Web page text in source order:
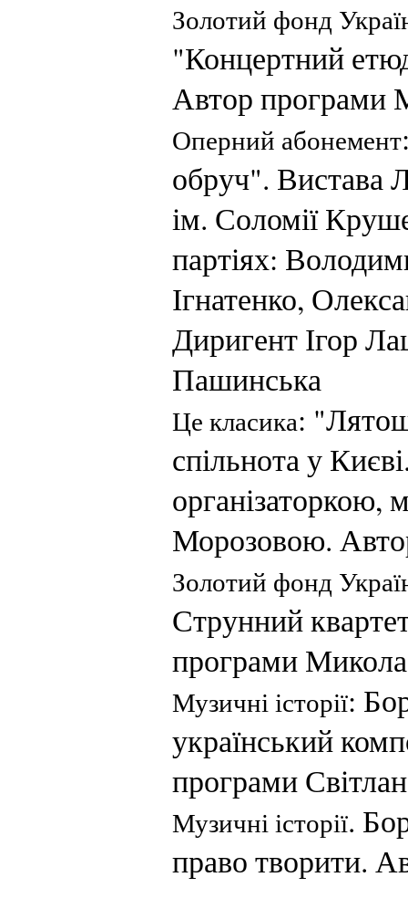
Золотий фонд
"Концертний
Автор програми
Оперний абонемент
обруч". Вистава
ім. Соломії
партіях:
Ігнатенко,
Диригент Ігор
Пашинська
Це класика:
спільнота у
Морозовою.
Золотий фонд
Струнний
програми
Музичні історії:
український
програми
Музичні історії.
право творити.